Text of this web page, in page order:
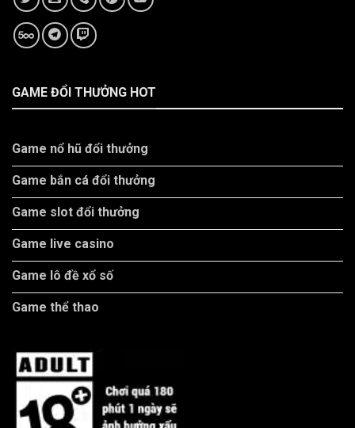
GAME ĐỔI THƯỞNG HOT
Game nổ hũ đổi thưởng
Game bắn cá đổi thưởng
Game slot đổi thưởng
Game live casino
Game lô đề xổ số
Game thể thao